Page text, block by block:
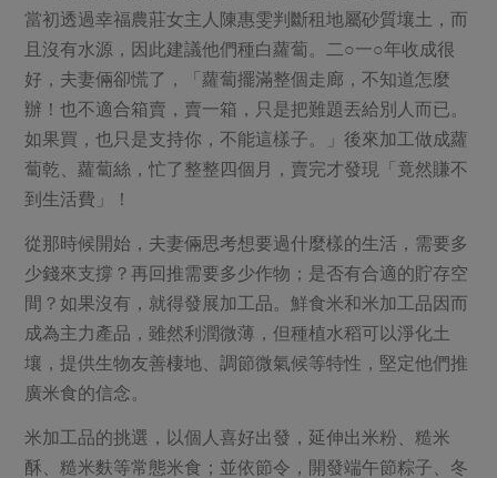
當初透過幸福農莊女主人陳惠雯判斷租地屬砂質壤土，而
且沒有水源，因此建議他們種白蘿蔔。二○一○年收成很
好，夫妻倆卻慌了，「蘿蔔擺滿整個走廊，不知道怎麼
辦！也不適合箱賣，賣一箱，只是把難題丟給別人而已。
如果買，也只是支持你，不能這樣子。」後來加工做成蘿
蔔乾、蘿蔔絲，忙了整整四個月，賣完才發現「竟然賺不
到生活費」！
從那時候開始，夫妻倆思考想要過什麼樣的生活，需要多
少錢來支撐？再回推需要多少作物；是否有合適的貯存空
間？如果沒有，就得發展加工品。鮮食米和米加工品因而
成為主力產品，雖然利潤微薄，但種植水稻可以淨化土
壤，提供生物友善棲地、調節微氣候等特性，堅定他們推
廣米食的信念。
米加工品的挑選，以個人喜好出發，延伸出米粉、糙米
酥、糙米麩等常態米食；並依節令，開發端午節粽子、冬